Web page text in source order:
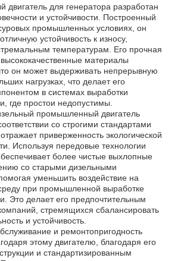
генераторный набор
генераторная установка
установка
кадров
набор генератора
пользы
сени
двигатель для генератора разработан
и устойчивости. Построенный
промышленных условиях, он
устойчивость к износу,
температурам. Его прочная
высококачественные материалы
он может выдерживать непрерывную
нагрузках, что делает его
в системах выработки
где простои недопустимы.
промышленный двигатель
со строгими стандартами
приверженность экологической
Используя передовые технологии
более чистые выхлопные
со старыми дизельными
уменьшить воздействие на
при промышленной выработке
Это делает его предпочтительным
стремящихся сбалансировать
и устойчивость.
и ремонтопригодность
этому двигателю, благодаря его
и стандартизированным